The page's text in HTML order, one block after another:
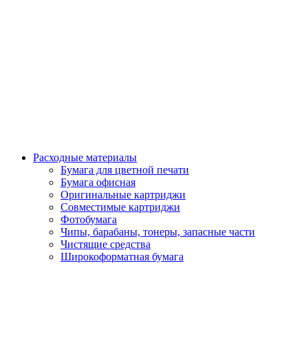
Расходные материалы
Бумага для цветной печати
Бумага офисная
Оригинальные картриджи
Совместимые картриджи
Фотобумага
Чипы, барабаны, тонеры, запасные части
Чистящие средства
Широкоформатная бумага